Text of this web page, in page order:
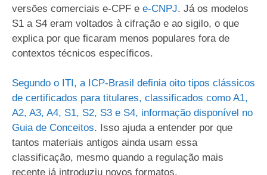
versões comerciais e-CPF e e-CNPJ. Já os modelos
S1 a S4 eram voltados à cifração e ao sigilo, o que
explica por que ficaram menos populares fora de
contextos técnicos específicos.
Segundo o ITI, a ICP-Brasil definia oito tipos clássicos
de certificados para titulares, classificados como A1,
A2, A3, A4, S1, S2, S3 e S4, informação disponível no
Guia de Conceitos. Isso ajuda a entender por que
tantos materiais antigos ainda usam essa
classificação, mesmo quando a regulação mais
recente já introduziu novos formatos.